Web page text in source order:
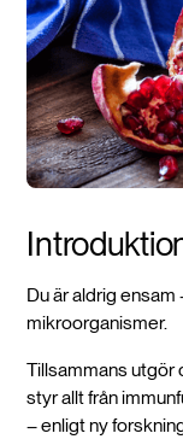
Du är aldrig
mikroorganismer.
Tillsammans utgör
styr allt från
– enligt ny